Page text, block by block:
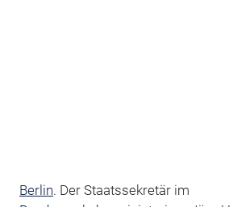
Berlin. Der Staatssekretär im